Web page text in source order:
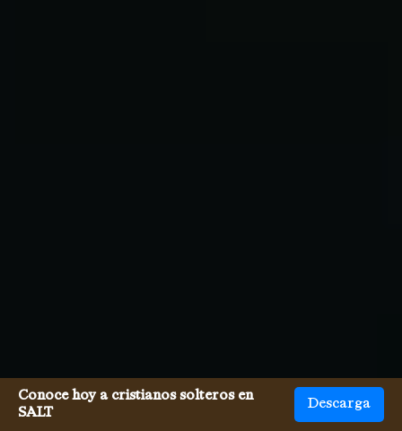
Conoce hoy a cristianos solteros en
SALT
Descarga